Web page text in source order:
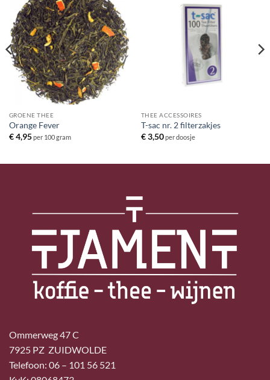
GROENE THEE
Orange Fever
€4,95per 100 gram
THEE ACCESSOIRES
T-sac nr. 2 filterzakjes
€3,50per doosje
Ommerweg 47 C
7925 PZ ZUIDWOLDE
Telefoon: 06 – 101 56 521